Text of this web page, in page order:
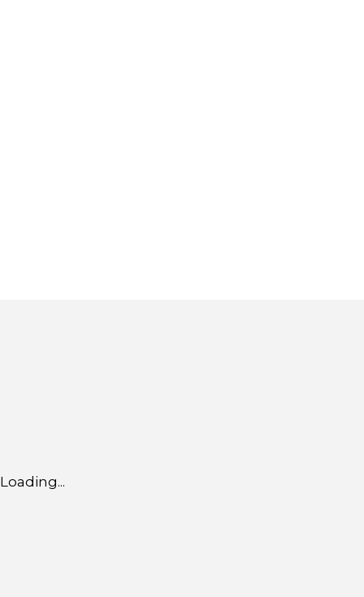
Loading...